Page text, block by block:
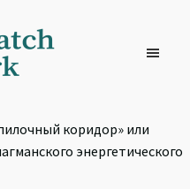
коридор» или
энергетического